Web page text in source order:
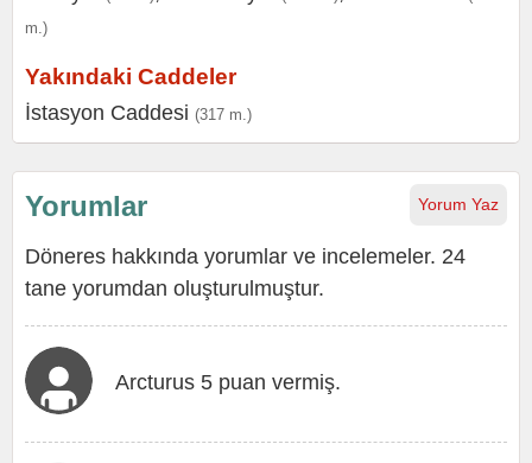
m.)
Yakındaki Caddeler
İstasyon Caddesi (317 m.)
Yorum Yaz
Yorumlar
Döneres hakkında yorumlar ve incelemeler. 24
tane yorumdan oluşturulmuştur.
Arcturus 5 puan vermiş.